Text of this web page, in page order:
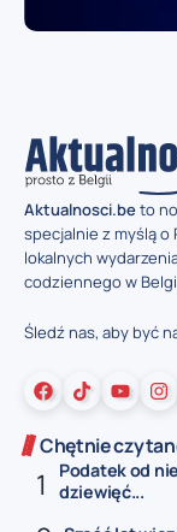
Aktualnosci.beto
specjalnie z myślą o
lokalnych
codziennego w
Śledź nas, aby być
Chętnie
Podatek od
dziewięć...